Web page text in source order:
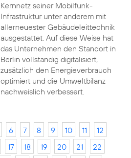
Kernnetz seiner Mobilfunk-
Infrastruktur unter anderem mit
allerneuester Gebäudeleittechnik
ausgestattet. Auf diese Weise hat
das Unternehmen den Standort in
Berlin vollständig digitalisiert,
zusätzlich den Energieverbrauch
optimiert und die Umweltbilanz
nachweislich verbessert.
6 7 8 9 10 11
12
17 18 19 20 21
22